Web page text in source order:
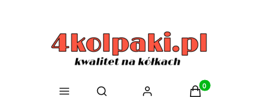
Otwórz wyszukiwarkę Produkty w